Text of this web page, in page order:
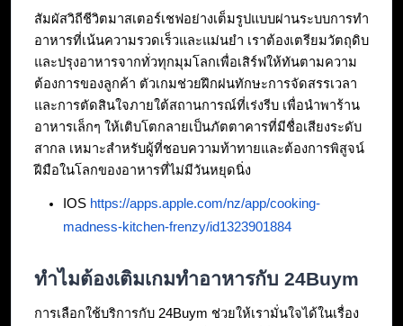
สัมผัสวิถีชีวิตมาสเตอร์เชฟอย่างเต็มรูปแบบผ่านระบบการทำ
อาหารที่เน้นความรวดเร็วและแม่นยำ เราต้องเตรียมวัตถุดิบ
และปรุงอาหารจากทั่วทุกมุมโลกเพื่อเสิร์ฟให้ทันตามความ
ต้องการของลูกค้า ตัวเกมช่วยฝึกฝนทักษะการจัดสรรเวลา
และการตัดสินใจภายใต้สถานการณ์ที่เร่งรีบ เพื่อนำพาร้าน
อาหารเล็กๆ ให้เติบโตกลายเป็นภัตตาคารที่มีชื่อเสียงระดับ
สากล เหมาะสำหรับผู้ที่ชอบความท้าทายและต้องการพิสูจน์
ฝีมือในโลกของอาหารที่ไม่มีวันหยุดนิ่ง
IOS https://apps.apple.com/nz/app/cooking-
madness-kitchen-frenzy/id1323901884
ทำไมต้องเติมเกมทำอาหารกับ 24Buym
การเลือกใช้บริการกับ 24Buym ช่วยให้เรามั่นใจได้ในเรื่อง